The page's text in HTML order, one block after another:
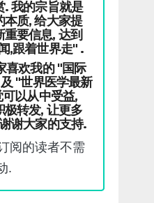
. 我的宗旨就是
本质, 给大家提
重要信息, 达到
,跟着世界走" .
喜欢我的 "国际
"世界医学最新
以从中受益,
极转发, 让更多
谢大家的支持.
阅的读者不需
.